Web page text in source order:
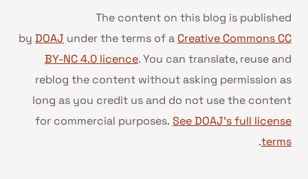
The content on this blog is published
by DOAJ under the terms of a Creative Commons CC
BY-NC 4.0 licence. You can translate, reuse and
reblog the content without asking permission as
long as you credit us and do not use the content
for commercial purposes. See DOAJ’s full license
terms
.